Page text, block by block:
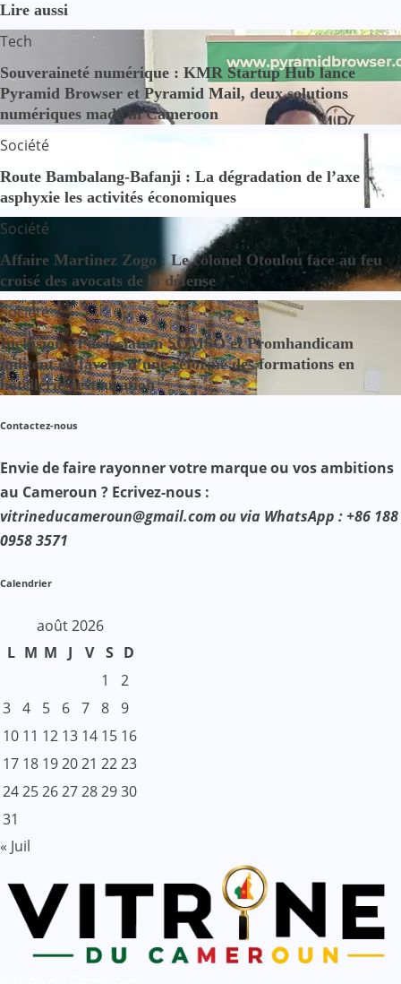
Lire aussi
Tech
Souveraineté numérique : KMR Startup Hub lance
Pyramid Browser et Pyramid Mail, deux solutions
numériques made in Cameroon
Société
Route Bambalang-Bafanji : La dégradation de l’axe
asphyxie les activités économiques
Société
Affaire Martinez Zogo : Le colonel Otoulou face au feu
croisé des avocats de la défense
Société
Inclusion : l’association SOMSO et Promhandicam
militent en faveur d’une réforme des formations en
hôtellerie-restauration
Contactez-nous
Envie de faire rayonner votre marque ou vos ambitions
au Cameroun ? Ecrivez-nous :
vitrineducameroun@gmail.com ou via WhatsApp : +86 188
0958 3571
Calendrier
août 2026
L M M J V S D
1
2
3 4 5 6 7 8 9
10 11 12 13 14 15 16
17 18 192021 2223
24252627282930
31
« Juil